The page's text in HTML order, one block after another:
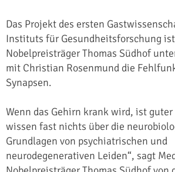
Das Projekt des ersten
Instituts für Gesundheitsforschung
Nobelpreisträger Thomas Südhof
mit Christian Rosenmund die
Synapsen.
Wenn das Gehirn krank wird, ist guter
wissen fast nichts über die
Grundlagen von psychiatrischen und
neurodegenerativen Leiden“, sagt